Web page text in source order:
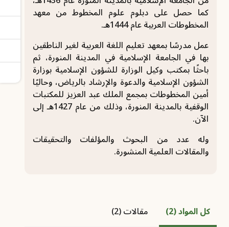
كما حصل على دبلوم علوم المخطوط من معهد
المخطوطات العربية عام 1444هـ.
عمل مدرسًا بمعهد تعليم اللغة العربية لغير الناطقين
بها في الجامعة الإسلامية في المدينة المنورة، ثم
باحثًا بمكتب وكيل الوزارة للشؤون الإسلامية بوزارة
الشؤون الإسلامية والدعوة والإرشاد بالرياض، وحاليًا
أمين المخطوطات بمجمع الملك عبد العزيز للمكتبات
الوقفية بالمدينة المنورة، وذلك من عام 1427هـ إلى
الآن.
وله عدد من البحوث والمؤلفات والتحقيقات
والمقالات العلمية المنشورة.
كل المواد (2) مقالات (2)